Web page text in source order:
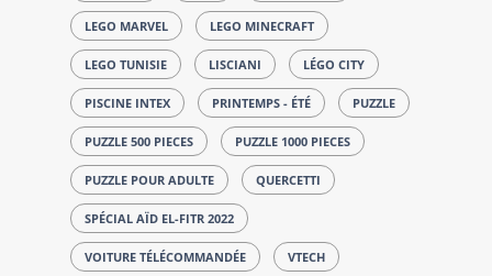
LEGO MARVEL LEGO MINECRAFT
LEGO TUNISIE LISCIANI LÉGO CITY
PISCINE INTEX PRINTEMPS - ÉTÉ PUZZLE
PUZZLE 500 PIECES PUZZLE 1000 PIECES
PUZZLE POUR ADULTE QUERCETTI
SPÉCIAL AÏD EL-FITR 2022
VOITURE TÉLÉCOMMANDÉE VTECH